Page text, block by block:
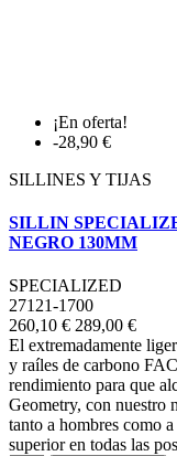
¡En oferta!
-28,90 €
SILLINES Y TIJAS
SILLIN
NEGRO 130MM
SPECIALIZED
27121-1700
260,10 € 289,00 €
El extremadamente
y raíles de carbono
rendimiento para que
Geometry, con nuestro
tanto a hombres como
superior en todas las